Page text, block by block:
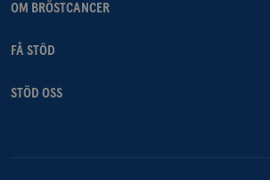
OM BRÖSTCANCER
FÅ STÖD
STÖD OSS